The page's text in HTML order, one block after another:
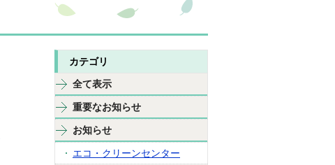
カテゴリ
全て表示
重要なお知らせ
お知らせ
エコ・クリーンセンター